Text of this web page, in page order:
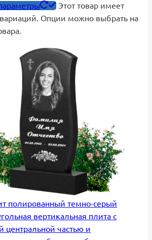
Этот товар имеет
Опции можно выбрать на